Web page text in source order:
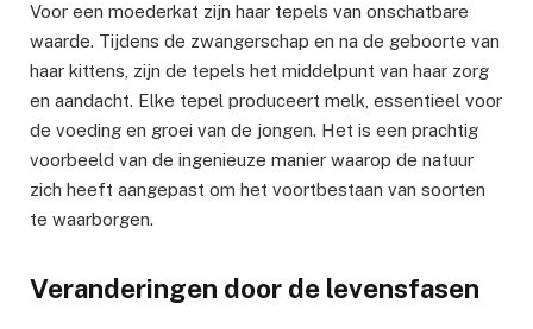
Voor een moederkat zijn haar tepels van onschatbare
waarde. Tijdens de zwangerschap en na de geboorte van
haar kittens, zijn de tepels het middelpunt van haar zorg
en aandacht. Elke tepel produceert melk, essentieel voor
de voeding en groei van de jongen. Het is een prachtig
voorbeeld van de ingenieuze manier waarop de natuur
zich heeft aangepast om het voortbestaan van soorten
te waarborgen.
Veranderingen door de levensfasen